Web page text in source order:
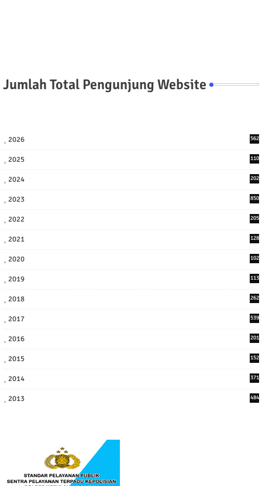
Jumlah Total Pengunjung Website
2026 562
2025
110
2024
202
2023 850
2022
205
2021
128
2020
102
2019
113
2018
262
2017
539
2016
201
2015 152
2014 371
2013 484